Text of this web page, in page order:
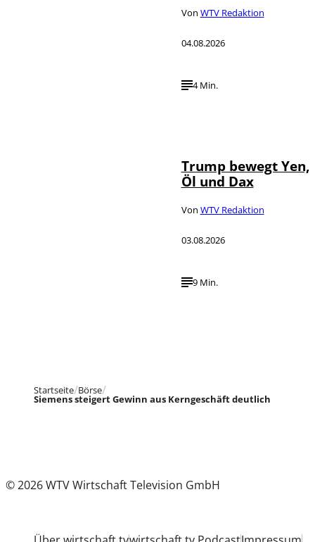
Von WTV Redaktion
04.08.2026
4 Min.
Trump bewegt Yen,
Öl und Dax
Von WTV Redaktion
03.08.2026
9 Min.
Startseite Börse
Siemens steigert Gewinn aus Kerngeschäft deutlich
© 2026 WTV Wirtschaft Television GmbH